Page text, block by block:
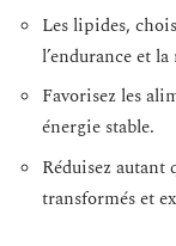
Les lipides,
l’endurance et
Favorisez les
énergie stable.
Réduisez autant
transformés et